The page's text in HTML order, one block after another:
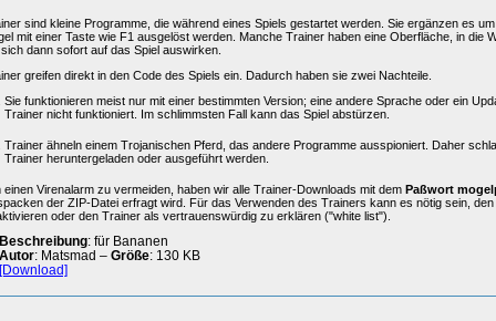
sind kleine Programme, die während eines Spiels gestartet werden. Sie ergänzen es
mit einer Taste wie F1 ausgelöst werden. Manche Trainer haben eine Oberfläche, in die
dann sofort auf das Spiel auswirken.
greifen direkt in den Code des Spiels ein. Dadurch haben sie zwei Nachteile.
Sie funktionieren meist nur mit einer bestimmten Version; eine andere Sprache oder ein
Trainer nicht funktioniert. Im schlimmsten Fall kann das Spiel abstürzen.
Trainer ähneln einem Trojanischen Pferd, das andere Programme ausspioniert. Daher
Trainer heruntergeladen oder ausgeführt werden.
einen Virenalarm zu vermeiden, haben wir alle Trainer-Downloads mit dem Paßwort
der ZIP-Datei erfragt wird. Für das Verwenden des Trainers kann es nötig sein,
oder den Trainer als vertrauenswürdig zu erklären ("white list").
Beschreibung: für Bananen
Autor: Matsmad – Größe: 130 KB
[Download]